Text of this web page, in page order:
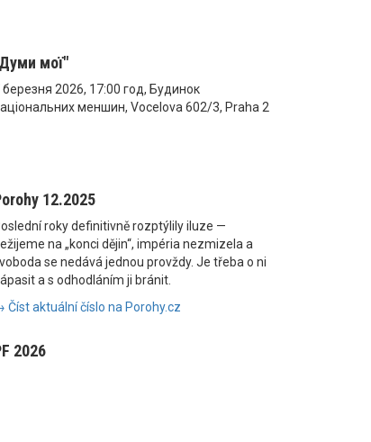
мої"
березня 2026, 17:00 год, Будинок
меншин, Vocelova 602/3, Praha 2
12.2025
roky definitivně rozptýlily iluze —
na „konci dějin“, impéria nezmizela a
se nedává jednou provždy. Je třeba o ni
a s odhodláním ji bránit.
Číst aktuální číslo na Porohy.cz
2026